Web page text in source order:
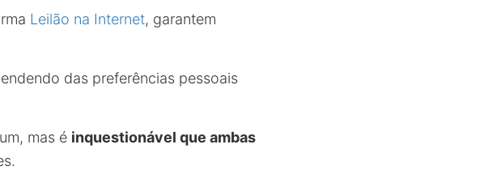
Leilão na Internet, garantem
das preferências pessoais
mas é inquestionável que ambas